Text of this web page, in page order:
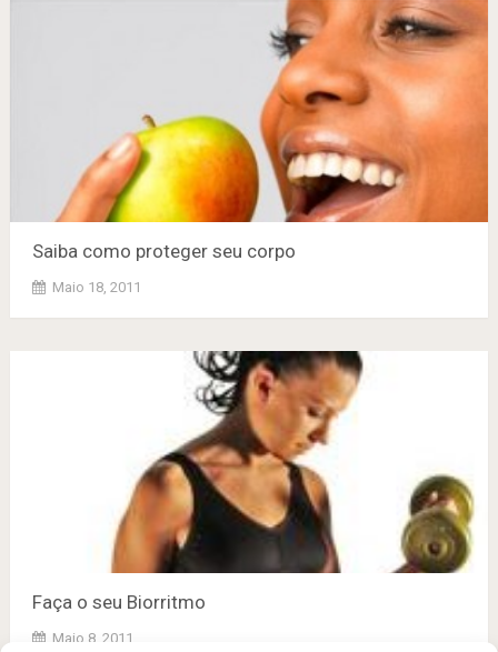
Saiba como proteger seu corpo
Maio 18, 2011
Faça o seu Biorritmo
Maio 8, 2011